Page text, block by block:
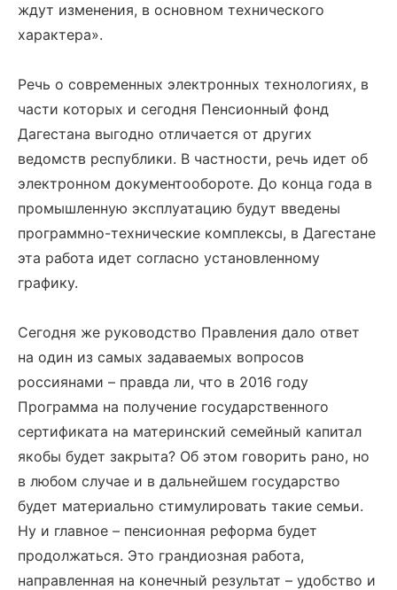
ждут изменения, в основном технического
характера».
Речь о современных электронных технологиях, в
части которых и сегодня Пенсионный фонд
Дагестана выгодно отличается от других
ведомств республики. В частности, речь идет об
электронном документообороте. До конца года в
промышленную эксплуатацию будут введены
программно-технические комплексы, в Дагестане
эта работа идет согласно установленному
графику.
Сегодня же руководство Правления дало ответ
на один из самых задаваемых вопросов
россиянами – правда ли, что в 2016 году
Программа на получение государственного
сертификата на материнский семейный капитал
якобы будет закрыта? Об этом говорить рано, но
в любом случае и в дальнейшем государство
будет материально стимулировать такие семьи.
Ну и главное – пенсионная реформа будет
продолжаться. Это грандиозная работа,
направленная на конечный результат – удобство и